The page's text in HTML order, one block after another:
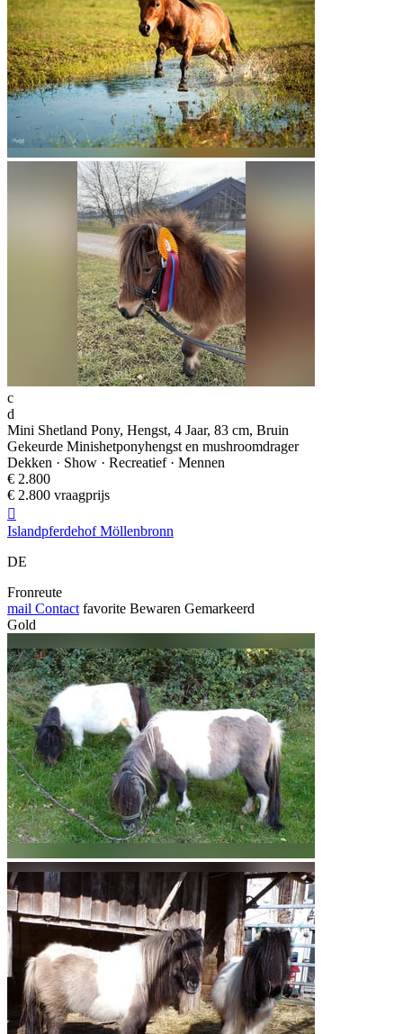
c
d
Mini Shetland Pony, Hengst, 4 Jaar, 83 cm, Bruin
Gekeurde Minishetponyhengst en mushroomdrager
Dekken · Show · Recreatief · Mennen
€ 2.800
€ 2.800 vraagprijs

Islandpferdehof Möllenbronn
DE
Fronreute
mail Contact favorite Bewaren Gemarkeerd
Gold